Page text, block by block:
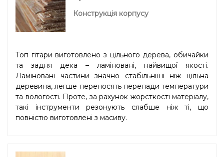
Конструкція корпусу
Топ гітари виготовлено з цільного дерева, обичайки
та задня дека – ламіновані, найвищої якості.
Ламіновані частини значно стабільніші ніж цільна
деревина, легше переносять перепади температури
та вологості. Проте, за рахунок жорсткості матеріалу,
такі інструменти резонують слабше ніж ті, що
повністю виготовлені з масиву.